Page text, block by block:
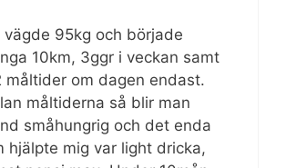
vägde 95kg och började
10km, 3ggr i veckan samt
måltider om dagen endast.
måltiderna så blir man
småhungrig och det enda
hjälpte mig var light dricka,